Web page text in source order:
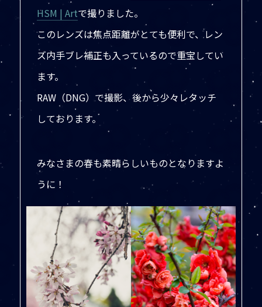
HSM | Artで撮りました。
このレンズは焦点距離がとても便利で、レン
ズ内手ブレ補正も入っているので重宝してい
ます。
RAW（DNG）で撮影、後から少々レタッチ
しております。
みなさまの春も素晴らしいものとなりますよ
うに！